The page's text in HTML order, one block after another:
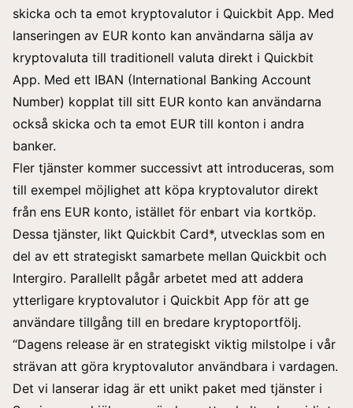
skicka och ta emot kryptovalutor i Quickbit App. Med
lanseringen av EUR konto kan användarna sälja av
kryptovaluta till traditionell valuta direkt i Quickbit
App. Med ett IBAN (International Banking Account
Number) kopplat till sitt EUR konto kan användarna
också skicka och ta emot EUR till konton i andra
banker.
Fler tjänster kommer successivt att introduceras, som
till exempel möjlighet att köpa kryptovalutor direkt
från ens EUR konto, istället för enbart via kortköp.
Dessa tjänster, likt Quickbit Card*, utvecklas som en
del av ett strategiskt samarbete mellan Quickbit och
Intergiro. Parallellt pågår arbetet med att addera
ytterligare kryptovalutor i Quickbit App för att ge
användare tillgång till en bredare kryptoportfölj.
“Dagens release är en strategiskt viktig milstolpe i vår
strävan att göra kryptovalutor användbara i vardagen.
Det vi lanserar idag är ett unikt paket med tjänster i